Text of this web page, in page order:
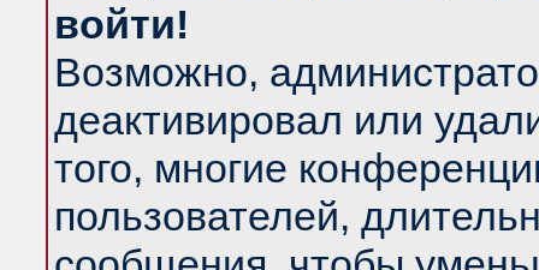
войти!
Возможно,
деактивировал или
того, многие
пользователей,